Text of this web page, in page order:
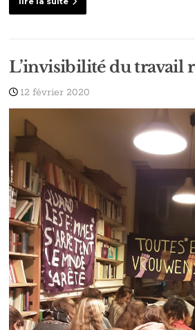
L’invisibilité du travail
12 février 2020